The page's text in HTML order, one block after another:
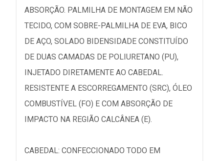
ABSORÇÃO. PALMILHA DE MONTAGEM EM NÃO
TECIDO, COM SOBRE-PALMILHA DE EVA, BICO
DE AÇO, SOLADO BIDENSIDADE CONSTITUÍDO
DE DUAS CAMADAS DE POLIURETANO (PU),
INJETADO DIRETAMENTE AO CABEDAL.
RESISTENTE A ESCORREGAMENTO (SRC), ÓLEO
COMBUSTÍVEL (FO) E COM ABSORÇÃO DE
IMPACTO NA REGIÃO CALCÂNEA (E).
CABEDAL: CONFECCIONADO TODO EM